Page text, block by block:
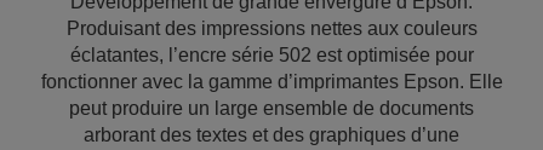
Produisant des impressions nettes aux couleurs
éclatantes, l’encre série 502 est optimisée pour
fonctionner avec la gamme d’imprimantes Epson. Elle
peut produire un large ensemble de documents
arborant des textes et des graphiques d’une